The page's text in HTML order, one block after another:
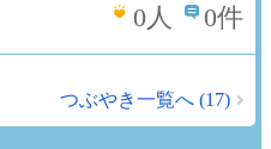
0 人 0件
つぶやき一覧へ (17)